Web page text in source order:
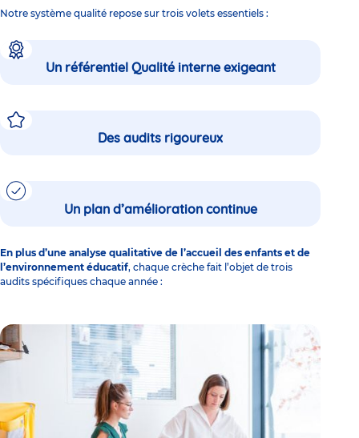
Notre système qualité repose sur trois volets essentiels :
Un référentiel Qualité interne exigeant
Des audits rigoureux
Un plan d’amélioration continue
En plus d’une analyse qualitative de l’accueil des enfants et de
l’environnement éducatif, chaque crèche fait l’objet de trois
audits spécifiques chaque année :